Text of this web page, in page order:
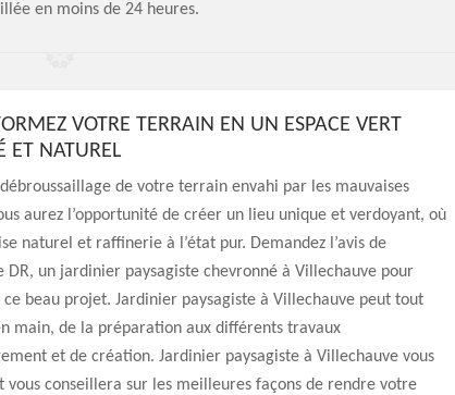
en moins de 24 heures.
VOTRE TERRAIN EN UN ESPACE VERT
ET NATUREL
de votre terrain envahi par les mauvaises
aurez l’opportunité de créer un lieu unique et verdoyant, où
naturel et raffinerie à l’état pur. Demandez l’avis de
DR, un jardinier paysagiste chevronné à Villechauve pour
ce beau projet. Jardinier paysagiste à Villechauve peut tout
main, de la préparation aux différents travaux
et de création. Jardinier paysagiste à Villechauve vous
vous conseillera sur les meilleures façons de rendre votre